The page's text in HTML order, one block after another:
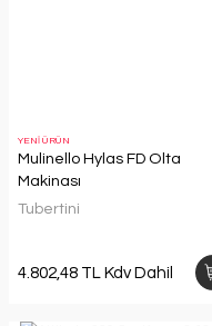
YENİ ÜRÜN
Mulinello Hylas FD Olta
Makinası
Tubertini
4.802,48 TL Kdv Dahil